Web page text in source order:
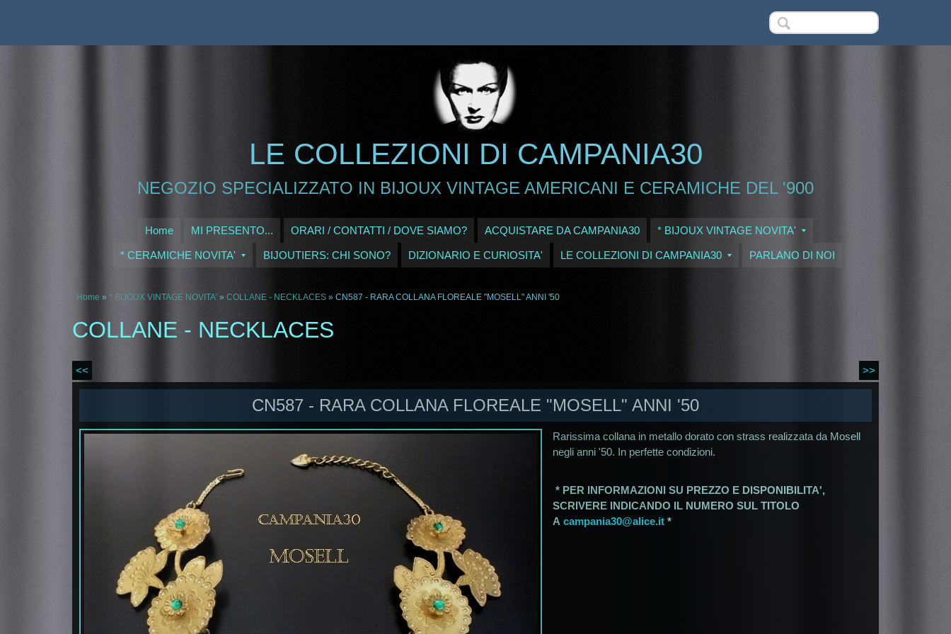
LE COLLEZIONI DI CAMPANIA30
NEGOZIO SPECIALIZZATO IN BIJOUX VINTAGE AMERICANI E CERAMICHE DEL '900
Home MI PRESENTO... ORARI / CONTATTI / DOVE SIAMO? ACQUISTARE DA CAMPANIA30 * BIJOUX VINTAGE NOVITA'
* CERAMICHE NOVITA' BIJOUTIERS: CHI SONO? DIZIONARIO E CURIOSITA' LE COLLEZIONI DI CAMPANIA30 PARLANO DI NOI
Home » * BIJOUX VINTAGE NOVITA' » COLLANE - NECKLACES » CN587 - RARA COLLANA FLOREALE "MOSELL" ANNI '50
COLLANE - NECKLACES
<< >>
CN587 - RARA COLLANA FLOREALE "MOSELL" ANNI '50
Rarissima collana in metallo dorato con strass realizzata da Mosell
negli anni '50. In perfette condizioni.
* PER INFORMAZIONI SU PREZZO E DISPONIBILITA',
SCRIVERE INDICANDO IL NUMERO SUL TITOLO
A campania30@alice.it *